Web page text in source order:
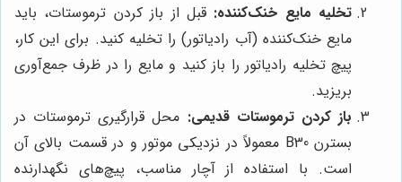
تخلیه مایع خنک‌کننده: قبل از باز کردن ترموستات، باید
مایع خنک‌کننده (آب رادیاتور) را تخلیه کنید. برای این کار،
پیچ تخلیه رادیاتور را باز کنید و مایع را در ظرف جمع‌آوری
بریزید.
باز کردن ترموستات قدیمی: محل قرارگیری ترموستات در
بسترن B30 معمولاً در نزدیکی موتور و در قسمت بالای آن
است. با استفاده از آچار مناسب، پیچ‌های نگهدارنده